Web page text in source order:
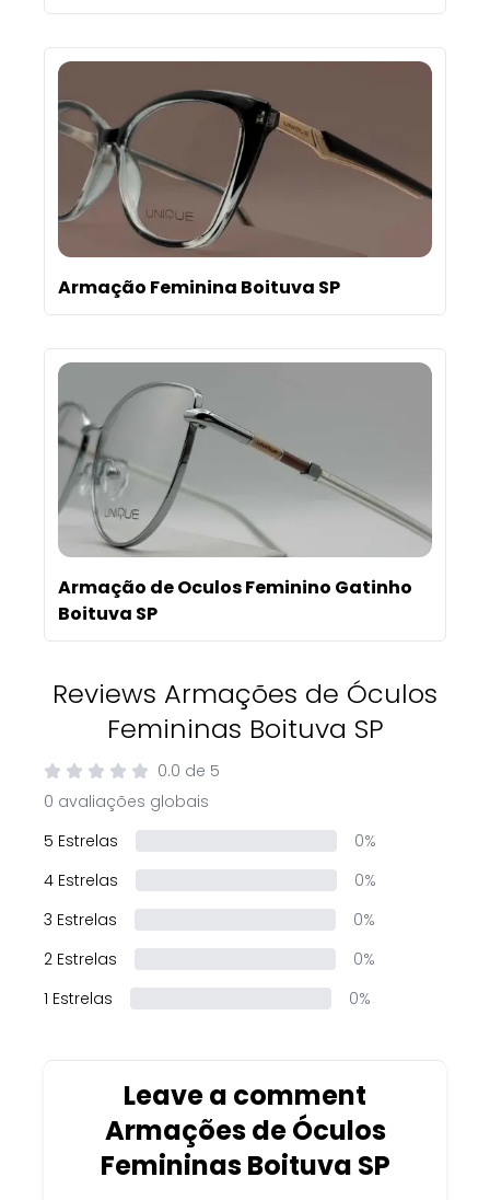
Armação Feminina Boituva SP
Armação de Oculos Feminino Gatinho
Boituva SP
Reviews Armações de Óculos
Femininas Boituva SP
0.0 de 5
0 avaliações globais
5 Estrelas
0%
4 Estrelas
0%
3 Estrelas
0%
2 Estrelas
0%
1 Estrelas
0%
Leave a comment
Armações de Óculos
Femininas Boituva SP